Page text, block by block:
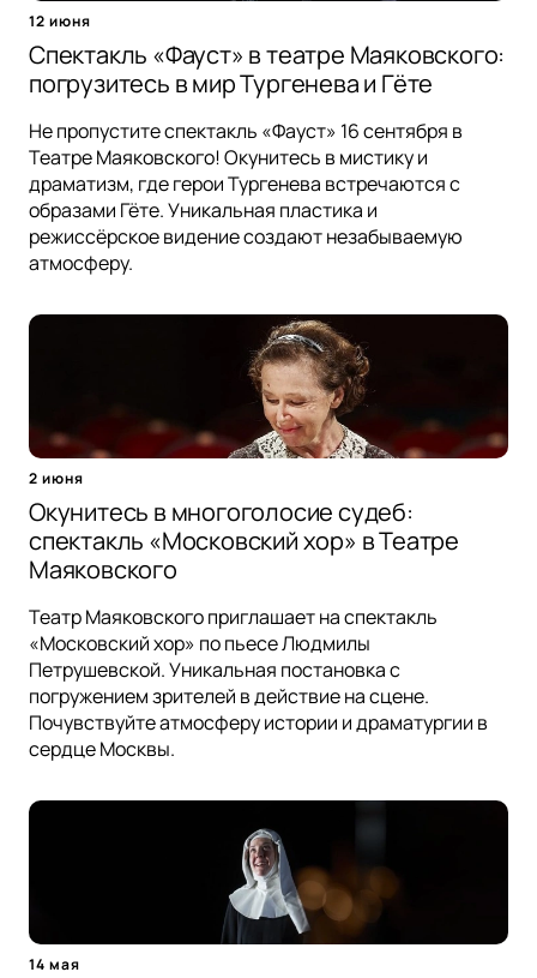
12 июня
Спектакль «Фауст» в театре Маяковского:
погрузитесь в мир Тургенева и Гёте
Не пропустите спектакль «Фауст» 16 сентября в
Театре Маяковского! Окунитесь в мистику и
драматизм, где герои Тургенева встречаются с
образами Гёте. Уникальная пластика и
режиссёрское видение создают незабываемую
атмосферу.
2 июня
Окунитесь в многоголосие судеб:
спектакль «Московский хор» в Театре
Маяковского
Театр Маяковского приглашает на спектакль
«Московский хор» по пьесе Людмилы
Петрушевской. Уникальная постановка с
погружением зрителей в действие на сцене.
Почувствуйте атмосферу истории и драматургии в
сердце Москвы.
14 мая